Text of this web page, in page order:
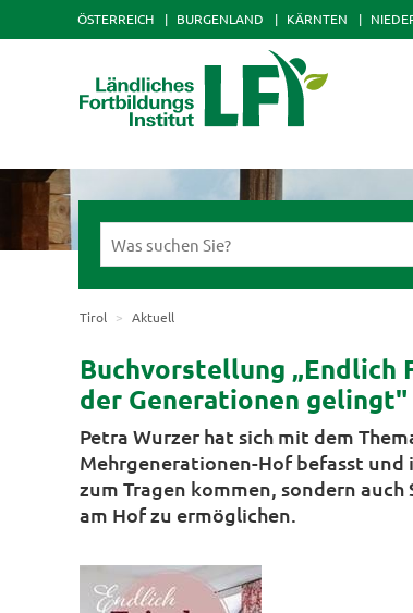
ÖSTERREICH BURGENLAND KÄRNTEN
Tirol Aktuell
Buchvorstellung „Endlich
der Generationen gelingt"
Petra Wurzer hat sich mit dem
Mehrgenerationen-Hof befasst und
zum Tragen kommen, sondern
am Hof zu ermöglichen.